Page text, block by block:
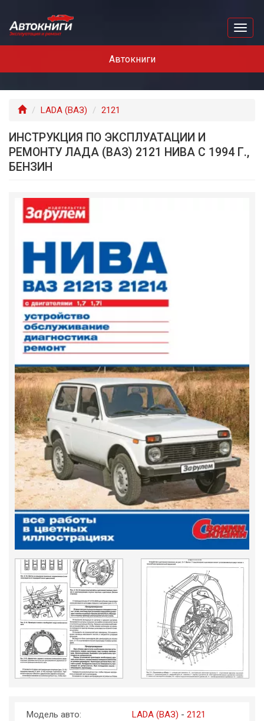
Автокниги
ГлавнаяLADA (ВАЗ) 2121
ИНСТРУКЦИЯ ПО ЭКСПЛУАТАЦИИ И
РЕМОНТУ ЛАДА (ВАЗ) 2121 НИВА С 1994 Г.,
БЕНЗИН
Модель авто: LADA (ВАЗ) - 2121